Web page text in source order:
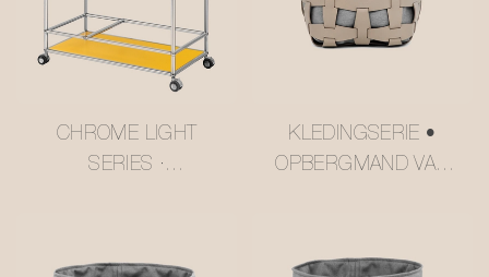
CHROME LIGHT
SERIES ·
BOTERGELE USM-
KLEDINGSERIE •
OPBERGMAND VAN